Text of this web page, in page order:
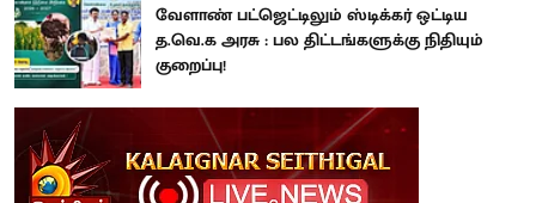
வேளாண் பட்ஜெட்டிலும் ஸ்டிக்கர் ஒட்டிய
த.வெ.க அரசு : பல திட்டங்களுக்கு நிதியும்
குறைப்பு!